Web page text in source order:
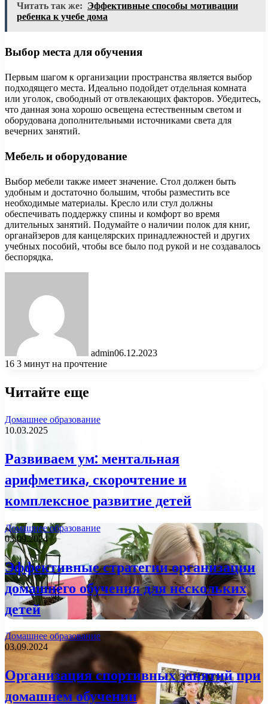
Читать так же: Эффективные способы мотивации
ребенка к учебе дома
Выбор места для обучения
Первым шагом к организации пространства является выбор
подходящего места. Идеально подойдет отдельная комната
или уголок, свободный от отвлекающих факторов. Убедитесь,
что данная зона хорошо освещена естественным светом и
оборудована дополнительными источниками света для
вечерних занятий.
Мебель и оборудование
Выбор мебели также имеет значение. Стол должен быть
удобным и достаточно большим, чтобы разместить все
необходимые материалы. Кресло или стул должны
обеспечивать поддержку спины и комфорт во время
длительных занятий. Подумайте о наличии полок для книг,
органайзеров для канцелярских принадлежностей и других
учебных пособий, чтобы все было под рукой и не создавалось
беспорядка.
admin06.12.2023
16 3 минут на прочтение
Читайте еще
Домашнее образование
10.03.2025
Развиваем ум: ментальная
арифметика, скорочтение и
комплексное развитие детей
Домашнее образование
03.09.2024
Эффективные стратегии организации
домашнего обучения для нескольких
детей
Домашнее образование
03.09.2024
Организация спортивных занятий при
домашнем обучении